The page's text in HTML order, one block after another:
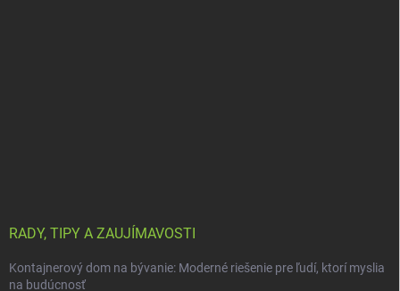
RADY, TIPY A ZAUJÍMAVOSTI
Kontajnerový dom na bývanie: Moderné riešenie pre ľudí, ktorí myslia
na budúcnosť